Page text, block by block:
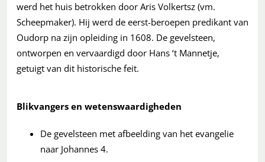
werd het huis betrokken door Aris Volkertsz (vm.
Scheepmaker). Hij werd de eerst-beroepen predikant van
Oudorp na zijn opleiding in 1608. De gevelsteen,
ontworpen en vervaardigd door Hans ‘t Mannetje,
getuigt van dit historische feit.
Blikvangers en wetenswaardigheden
De gevelsteen met afbeelding van het evangelie
naar Johannes 4.